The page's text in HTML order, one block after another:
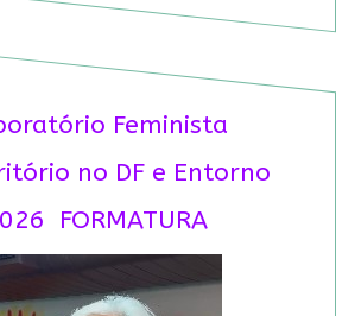
Feminista
no DF e Entorno
FORMATURA